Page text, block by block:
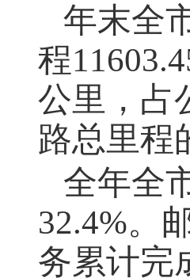
年末全
程
公里，占
路总里程
全年全
32.4%。
务累计完